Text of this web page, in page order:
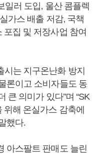
일러 도입, 울산 콤플렉
가스 배출 저감, 국책
집 및 저장사업 참여
시는 지구온난화 방지
론이고 소비자들도 동
큰 의미가 있다”며 “SK
위해 온실가스 감축에
했다.
아스팔트 판매도 늘린